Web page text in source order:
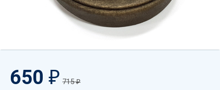
650 ₽ 715₽